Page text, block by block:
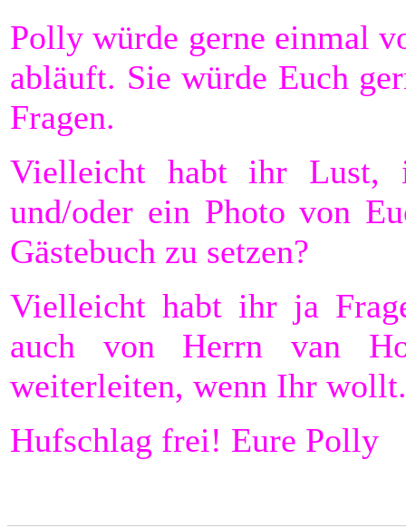
Polly würde gerne einmal
abläuft. Sie würde Euch
Fragen.
Vielleicht habt ihr Lust,
und/oder ein Photo von
Gästebuch zu setzen?
Vielleicht habt ihr ja
auch von Herrn van
weiterleiten, wenn Ihr wollt.
Hufschlag frei! Eure Polly